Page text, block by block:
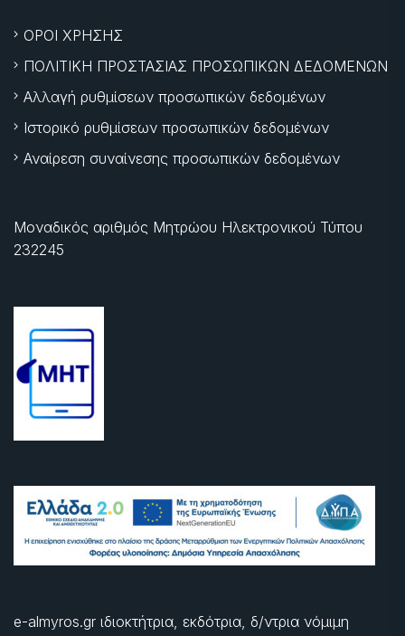
ΟΡΟΙ ΧΡΗΣΗΣ
ΠΟΛΙΤΙΚΗ ΠΡΟΣΤΑΣΙΑΣ ΠΡΟΣΩΠΙΚΩΝ ΔΕΔΟΜΕΝΩΝ
Αλλαγή ρυθμίσεων προσωπικών δεδομένων
Ιστορικό ρυθμίσεων προσωπικών δεδομένων
Αναίρεση συναίνεσης προσωπικών δεδομένων
Μοναδικός αριθμός Μητρώου Ηλεκτρονικού Τύπου
232245
e-almyros.gr ιδιοκτήτρια, εκδότρια, δ/ντρια νόμιμη